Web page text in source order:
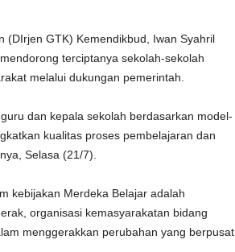
(DIrjen GTK) Kemendikbud, Iwan Syahril
terciptanya sekolah-sekolah
melalui dukungan pemerintah.
dan kepala sekolah berdasarkan model-
kualitas proses pembelajaran dan
Selasa (21/7).
kebijakan Merdeka Belajar adalah
organisasi kemasyarakatan bidang
menggerakkan perubahan yang berpusat